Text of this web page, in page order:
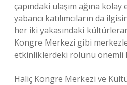
çapındaki ulaşım ağına
yabancı katılımcıların da
her iki yakasındaki
Kongre Merkezi gibi
etkinliklerdeki rolünü önemli
Haliç Kongre Merkezi ve